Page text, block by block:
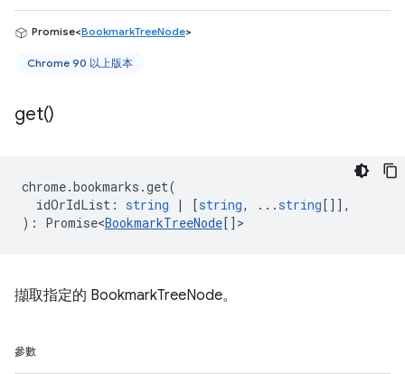
Promise<BookmarkTreeNode>
Chrome 90 以上版本
get()
chrome.bookmarks .get(
idOrIdList : string | [string, ...string []],
) : Promise<BookmarkTreeNode [] >
擷取指定的 BookmarkTreeNode。
參數